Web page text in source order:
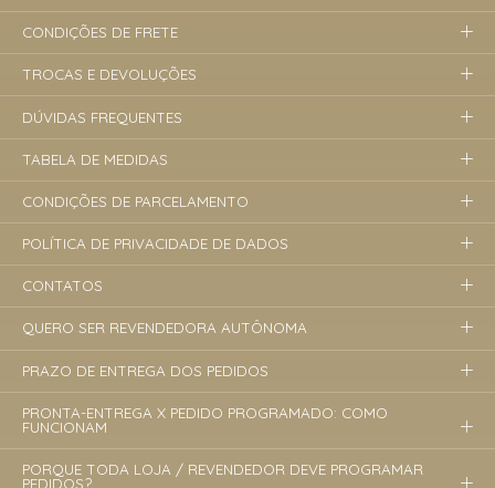
CONDIÇÕES DE FRETE
TROCAS E DEVOLUÇÕES
DÚVIDAS FREQUENTES
TABELA DE MEDIDAS
CONDIÇÕES DE PARCELAMENTO
POLÍTICA DE PRIVACIDADE DE DADOS
CONTATOS
QUERO SER REVENDEDORA AUTÔNOMA
PRAZO DE ENTREGA DOS PEDIDOS
PRONTA-ENTREGA X PEDIDO PROGRAMADO: COMO
FUNCIONAM
PORQUE TODA LOJA / REVENDEDOR DEVE PROGRAMAR
PEDIDOS?